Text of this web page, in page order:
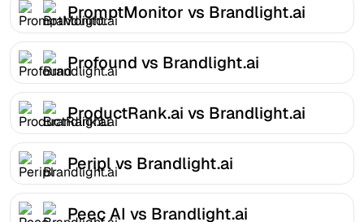
PromptMonitor vs Brandlight.ai
Profound vs Brandlight.ai
ProductRank.ai vs Brandlight.ai
Peripl vs Brandlight.ai
Peec AI vs Brandlight.ai